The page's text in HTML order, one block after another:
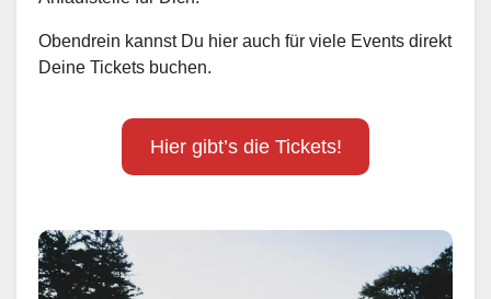
Obendrein kannst Du hier auch für viele Events direkt
Deine Tickets buchen.
Hier gibt’s die Tickets!